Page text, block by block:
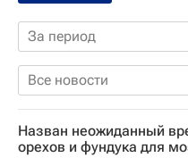
За период
Все новости
Назван неожиданный
орехов и фундука для